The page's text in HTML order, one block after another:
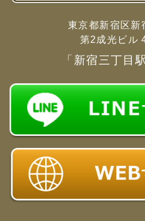
東京都新宿区
第2成光ビル
「新宿三丁目